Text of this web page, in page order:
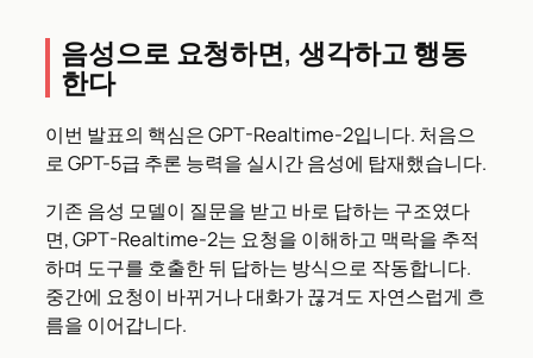
음성으로 요청하면, 생각하고 행동
한다
이번 발표의 핵심은 GPT-Realtime-2입니다. 처음으
로 GPT-5급 추론 능력을 실시간 음성에 탑재했습니다.
기존 음성 모델이 질문을 받고 바로 답하는 구조였다
면, GPT-Realtime-2는 요청을 이해하고 맥락을 추적
하며 도구를 호출한 뒤 답하는 방식으로 작동합니다.
중간에 요청이 바뀌거나 대화가 끊겨도 자연스럽게 흐
름을 이어갑니다.